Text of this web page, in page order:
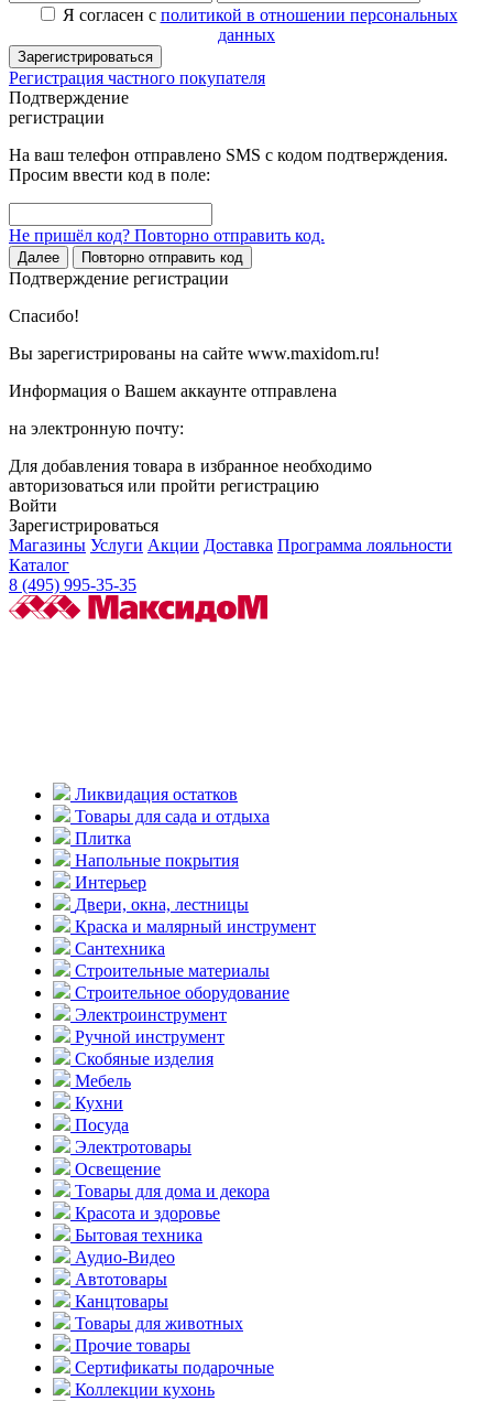
Я согласен с политикой в отношении персональных
данных
Зарегистрироваться
Регистрация частного покупателя
Подтверждение
регистрации
На ваш телефон отправлено SMS с кодом подтверждения.
Просим ввести код в поле:
Не пришёл код? Повторно отправить код.
Далее Повторно отправить код
Подтверждение регистрации
Спасибо!
Вы зарегистрированы на сайте www.maxidom.ru!
Информация о Вашем аккаунте отправлена
на электронную почту:
Для добавления товара в избранное необходимо
авторизоваться или пройти регистрацию
Войти
Зарегистрироваться
Магазины Услуги Акции Доставка Программа лояльности
Каталог
8 (495) 995-35-35
Ликвидация остатков
Товары для сада и отдыха
Плитка
Напольные покрытия
Интерьер
Двери, окна, лестницы
Краска и малярный инструмент
Сантехника
Строительные материалы
Строительное оборудование
Электроинструмент
Ручной инструмент
Скобяные изделия
Мебель
Кухни
Посуда
Электротовары
Освещение
Товары для дома и декора
Красота и здоровье
Бытовая техника
Аудио-Видео
Автотовары
Канцтовары
Товары для животных
Прочие товары
Сертификаты подарочные
Коллекции кухонь